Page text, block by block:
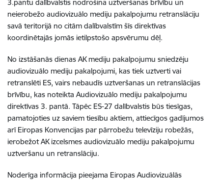
3.pantu dalībvalstis nodrošina uztveršanas brīvību un
neierobežo audiovizuālo mediju pakalpojumu retranslāciju
savā teritorijā no citām dalībvalstīm šīs direktīvas
koordinētajās jomās ietilpstošo apsvērumu dēļ.
No izstāšanās dienas AK mediju pakalpojumu sniedzēju
audiovizuālo mediju pakalpojumi, kas tiek uztverti vai
retranslēti ES, vairs nebaudīs uztveršanas un retranslācijas
brīvību, kas noteikta Audiovizuālo mediju pakalpojumu
direktīvas 3. pantā. Tāpēc ES-27 dalībvalstis būs tiesīgas,
pamatojoties uz saviem tiesību aktiem, attiecīgos gadījumos
arī Eiropas Konvencijas par pārrobežu televīziju robežās,
ierobežot AK izcelsmes audiovizuālo mediju pakalpojumu
uztveršanu un retranslāciju.
Noderīga informācija pieejama Eiropas Audiovizuālās